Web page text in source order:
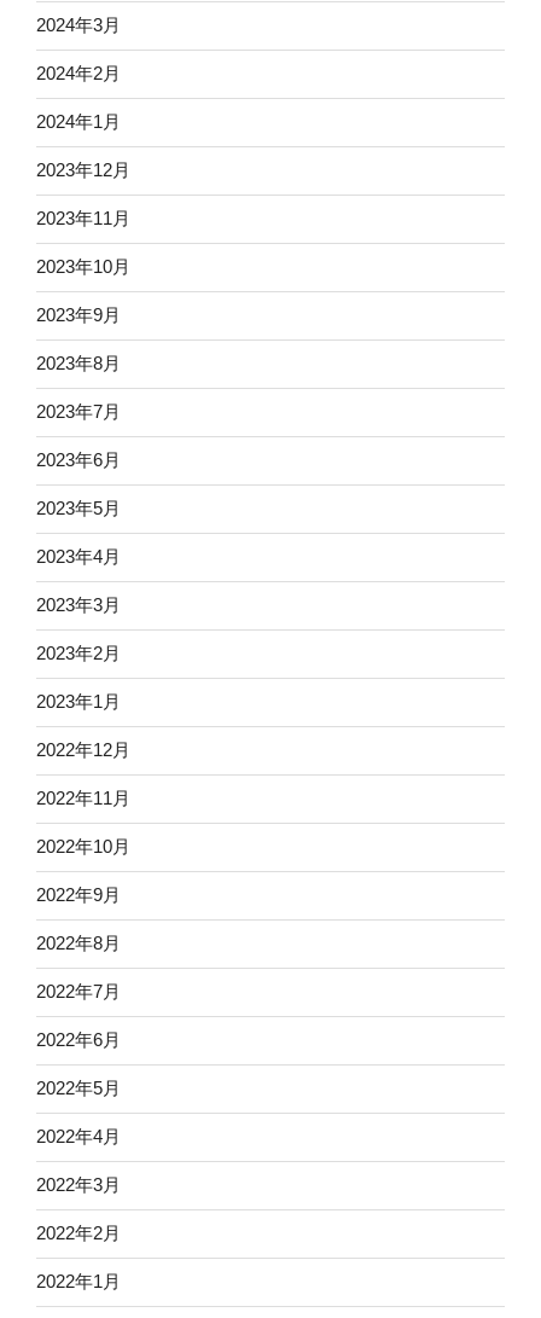
2024年3月
2024年2月
2024年1月
2023年12月
2023年11月
2023年10月
2023年9月
2023年8月
2023年7月
2023年6月
2023年5月
2023年4月
2023年3月
2023年2月
2023年1月
2022年12月
2022年11月
2022年10月
2022年9月
2022年8月
2022年7月
2022年6月
2022年5月
2022年4月
2022年3月
2022年2月
2022年1月